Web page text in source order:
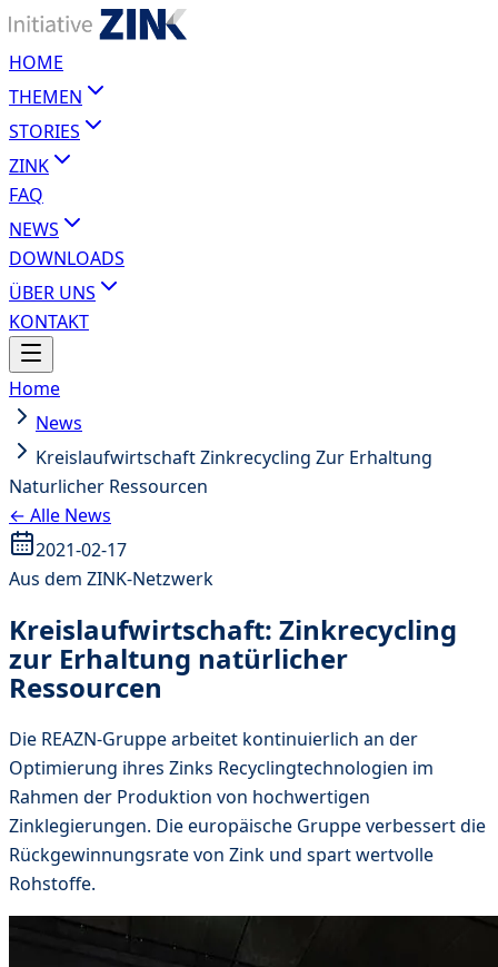
HOME
THEMEN
STORIES
ZINK
FAQ
NEWS
DOWNLOADS
ÜBER UNS
KONTAKT
Home
News
Kreislaufwirtschaft Zinkrecycling Zur Erhaltung
Naturlicher Ressourcen
← Alle News
2021-02-17
Aus dem ZINK-Netzwerk
Kreislaufwirtschaft: Zinkrecycling
zur Erhaltung natürlicher
Ressourcen
Die REAZN-Gruppe arbeitet kontinuierlich an der
Optimierung ihres Zinks Recyclingtechnologien im
Rahmen der Produktion von hochwertigen
Zinklegierungen. Die europäische Gruppe verbessert die
Rückgewinnungsrate von Zink und spart wertvolle
Rohstoffe.